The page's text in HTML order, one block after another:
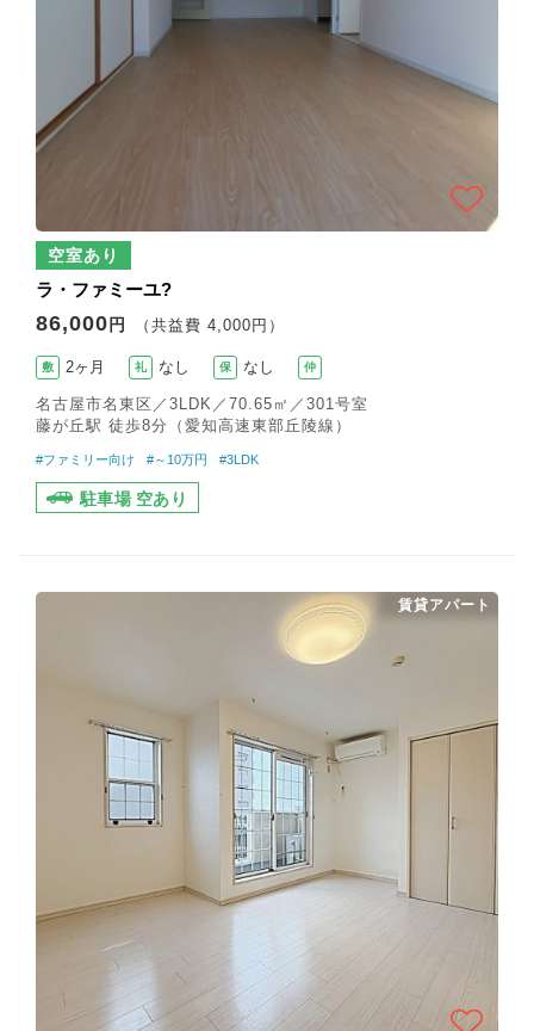
空室あり
ラ・ファミーユ?
86,000 円 （共益費 4,000円）
敷 2ヶ月 礼 なし 保 なし 仲
名古屋市名東区／3LDK／70.65㎡／301号室
藤が丘駅 徒歩8分（愛知高速東部丘陵線）
#ファミリー向け #～10万円 #3LDK
駐車場 空あり
賃貸アパート